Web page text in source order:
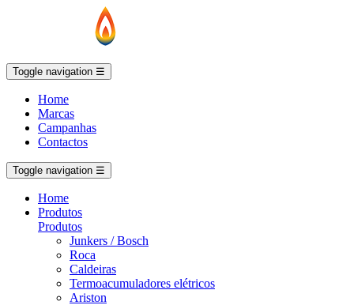
Toggle navigation ☰
Home
Marcas
Campanhas
Contactos
Toggle navigation ☰
Home
Produtos
Produtos
Junkers / Bosch
Roca
Caldeiras
Termoacumuladores elétricos
Ariston